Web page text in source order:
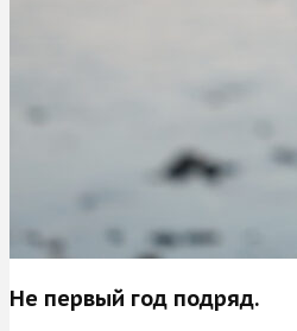
Не первый год подряд.